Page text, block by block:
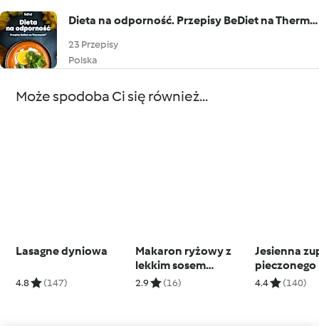
Dieta na odporność. Przepisy BeDiet na Thermomix®
23 Przepisy
Polska
Może spodoba Ci się również...
Lasagne dyniowa
4.8 (147)
Makaron ryżowy z
lekkim sosem
dyniowym i tofu
2.9 (16)
Jesienna
i soczewicy
4.4 (140)